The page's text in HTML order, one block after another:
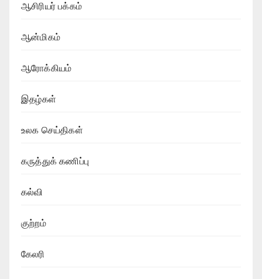
ஆசிரியர் பக்கம்
ஆன்மிகம்
ஆரோக்கியம்
இதழ்கள்
உலக செய்திகள்
கருத்துக் கணிப்பு
கல்வி
குற்றம்
கேலரி